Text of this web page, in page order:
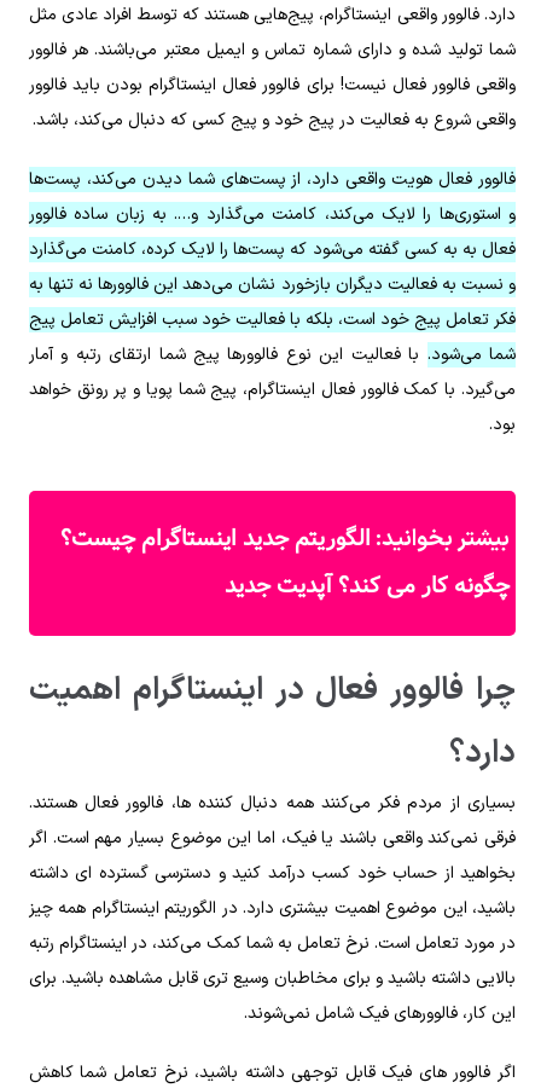
دارد. فالوور واقعی اینستاگرام، پیج‌هایی هستند که توسط افراد عادی مثل
شما تولید شده و دارای شماره تماس و ایمیل معتبر می‌باشند. هر فالوور
واقعی فالوور فعال نیست! برای فالوور فعال اینستاگرام بودن باید فالوور
واقعی شروع به فعالیت در پیج خود و پیج کسی که دنبال می‌کند، باشد.
فالوور فعال هویت واقعی دارد، از پست‌های شما دیدن می‌کند، پست‌ها
و استوری‌ها را لایک می‌کند، کامنت می‌گذارد و…. به زبان ساده فالوور
فعال به به کسی گفته می‌شود که پست‌ها را لایک کرده، کامنت می‌گذارد
و نسبت به فعالیت دیگران بازخورد نشان می‌دهد این فالوورها نه تنها به
فکر تعامل پیج خود است، بلکه با فعالیت خود سبب افزایش تعامل پیج
شما می‌شود. با فعالیت این نوع فالوورها پیج شما ارتقای رتبه و آمار
می‌گیرد. با کمک فالوور فعال اینستاگرام، پیج شما پویا و پر رونق خواهد
بود.
بیشتر بخوانید: الگوریتم جدید اینستاگرام چیست؟
چگونه کار می کند؟ آپدیت جدید
چرا فالوور فعال در اینستاگرام اهمیت
دارد؟
بسیاری از مردم فکر می‌کنند همه دنبال کننده ها، فالوور فعال هستند.
فرقی نمی‌کند واقعی باشند یا فیک، اما این موضوع بسیار مهم است. اگر
بخواهید از حساب خود کسب درآمد کنید و دسترسی گسترده ای داشته
باشید، این موضوع اهمیت بیشتری دارد. در الگوریتم اینستاگرام همه چیز
در مورد تعامل است. نرخ تعامل به شما کمک می‌کند، در اینستاگرام رتبه
بالایی داشته باشید و برای مخاطبان وسیع تری قابل مشاهده باشید. برای
این کار، فالوورهای فیک شامل نمی‌شوند.
اگر فالوور های فیک قابل توجهی داشته باشید، نرخ تعامل شما کاهش